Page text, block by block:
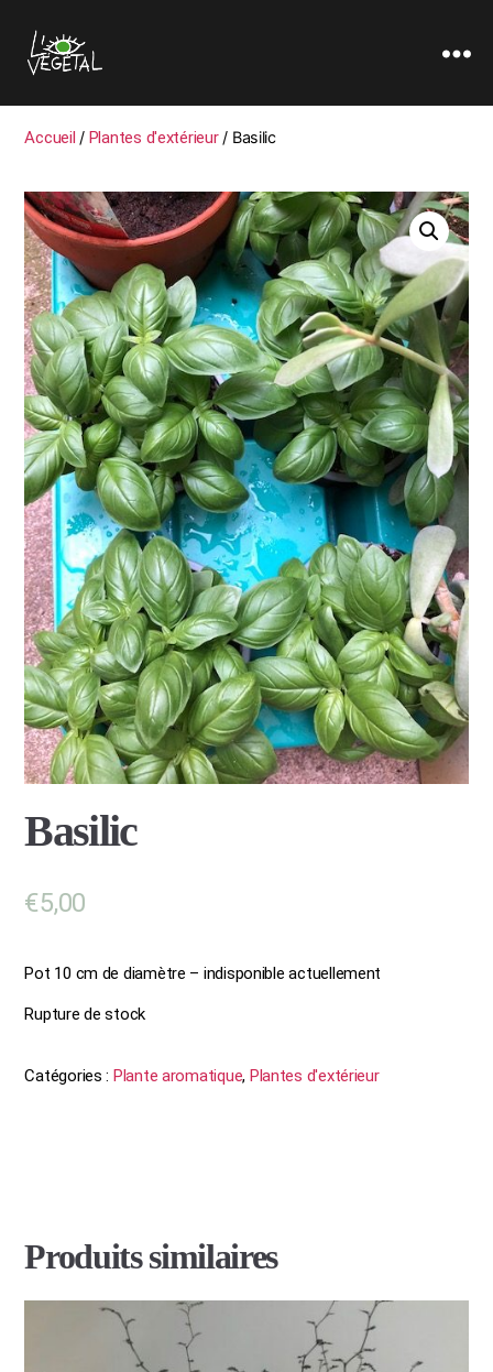
Accueil / Plantes d'extérieur/ Basilic
Basilic
€5,00
Pot 10 cm de diamètre – indisponible actuellement
Rupture de stock
Catégories : Plante aromatique, Plantes d'extérieur
Produits similaires